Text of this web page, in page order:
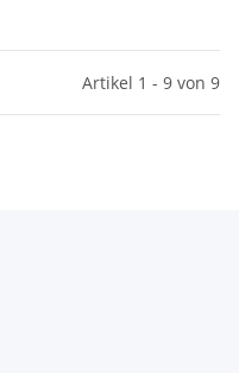
Artikel 1 - 9 von 9